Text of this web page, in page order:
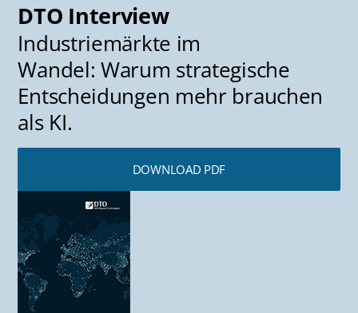
DTO Interview
Industriemärkte im
Wandel: Warum strategische
Entscheidungen mehr brauchen
als KI.
DOWNLOAD PDF